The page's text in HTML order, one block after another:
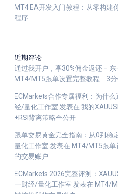
MT4 EA开发入门教程：从零构建
程序
近期评论
通过我开户，享30%佣金返还 –
MT4/MT5跟单设置完整教程：3
ECMarkets合作专属福利：为什
经/量化工作室 发表在 我的
+RSI背离策略全公开
跟单交易黄金完全指南：从0到稳
量化工作室 发表在 MT4/MT5跟单
的交易账户
ECMarkets 2026完整评测：
一财经/量化工作室 发表在 MT4/